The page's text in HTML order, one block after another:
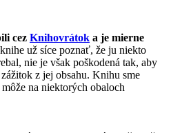
cez Knihovrátok a je mierne
už síce poznať, že ju niekto
nie je však poškodená tak, aby
z jej obsahu. Knihu sme
na niektorých obaloch